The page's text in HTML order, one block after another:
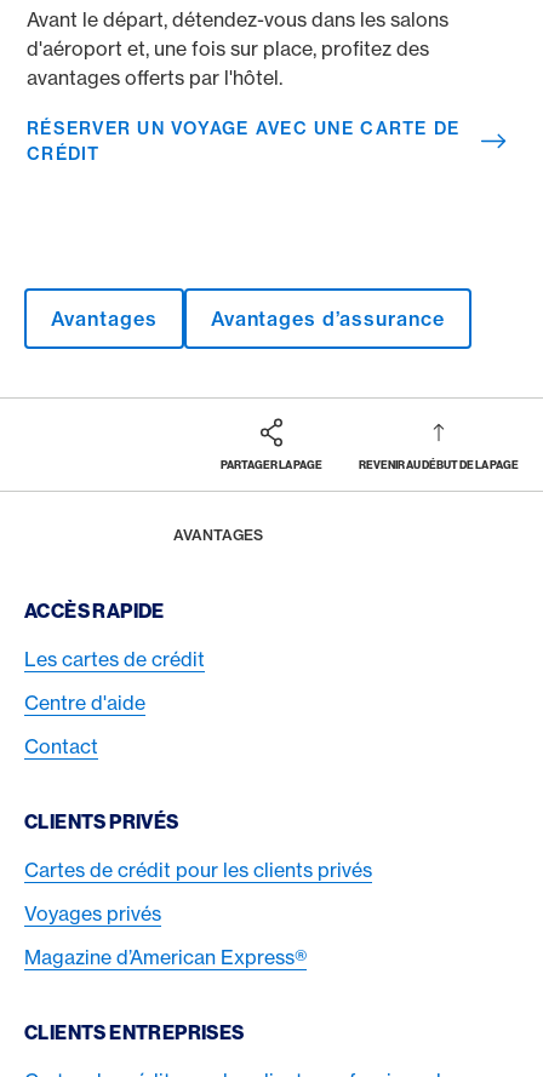
Avant le départ, détendez-vous dans les salons
d'aéroport et, une fois sur place, profitez des
avantages offerts par l'hôtel.
RÉSERVER UN VOYAGE AVEC UNE CARTE DE
CRÉDIT
Avantages Avantages d’assurance
PARTAGER LA PAGE REVENIR AU DÉBUT DE LA PAGE
Footer
AVANTAGES
Footer Navigation
ACCÈS RAPIDE
Les cartes de crédit
Centre d'aide
Contact
CLIENTS PRIVÉS
Cartes de crédit pour les clients privés
Voyages privés
Magazine d’American Express®
CLIENTS ENTREPRISES